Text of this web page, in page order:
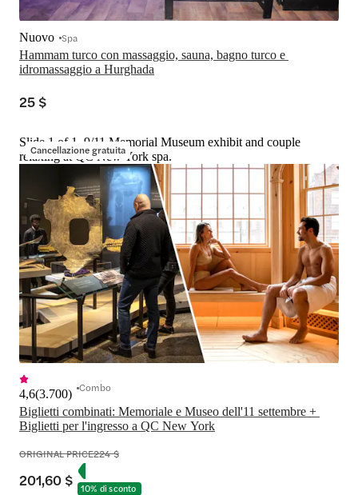
Hammam turco con massaggio, sauna, bagno turco e
idromassaggio a Hurghada
Nuovo Spa
25 $
Cancellazione gratuita
Slide 1 of 1, 9/11 Memorial Museum exhibit and couple
relaxing at QC New York spa.
Biglietti combinati: Memoriale e Museo dell'11 settembre +
Biglietti per l'ingresso a QC New York
4,6(3.700) Combo
ORIGINAL PRICE224 $
201,60 $ 10% di sconto